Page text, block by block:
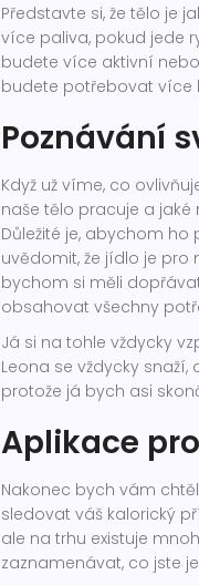
Představte si, že tělo je
více paliva, pokud jede
budete více aktivní
budete potřebovat více
Poznávání
Když už víme, co
naše tělo pracuje a jaké
Důležité je, abychom ho
uvědomit, že jídlo je pro
bychom si měli
obsahovat všechny
Já si na tohle vždycky
Leona se vždycky
protože já bych asi
Aplikace
Nakonec bych vám
sledovat váš kalorický
ale na trhu existuje
zaznamenávat, co jste